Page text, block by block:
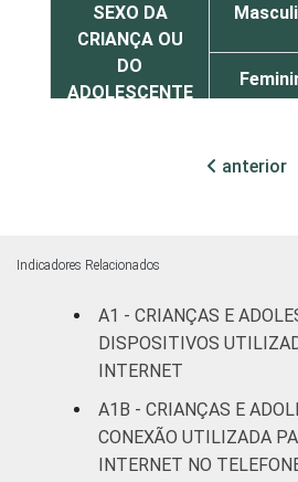
SEXO DA
CRIANÇA OU
DO
ADOLESCENTE
Médio
FAIXA ETÁRIA
DA CRIANÇA
OU DO
De 9 a
anos
anterior
Indicadores Relacionados
A1 - CRIANÇAS E
DISPOSITIVOS
INTERNET
A1B - CRIANÇAS E
CONEXÃO UTILIZADA
INTERNET NO